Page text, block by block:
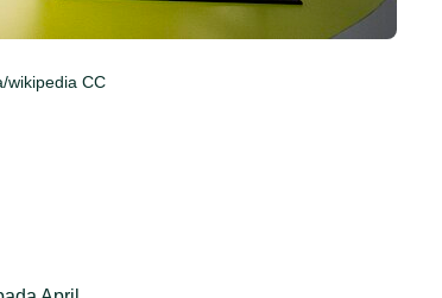
wikipedia CC